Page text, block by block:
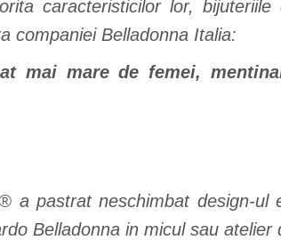
caracteristicilor lor, bijuteriile
companiei Belladonna Italia:
mai mare de femei,
a pastrat neschimbat design-
Belladonna in micul sau atelier